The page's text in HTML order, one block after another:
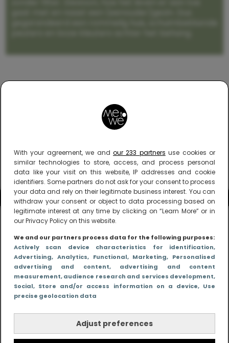
With your agreement, we and our 233 partners use cookies or
similar technologies to store, access, and process personal
data like your visit on this website, IP addresses and cookie
identifiers. Some partners do not ask for your consent to process
your data and rely on their legitimate business interest. You can
withdraw your consent or object to data processing based on
legitimate interest at any time by clicking on “Learn More” or in
our Privacy Policy on this website.
We and our partners process data for the following purposes:
Actively scan device characteristics for identification,
Advertising, Analytics, Functional, Marketing, Personalised
advertising and content, advertising and content
measurement, audience research and services development,
Social, Store and/or access information on a device, Use
precise geolocation data
Adjust preferences